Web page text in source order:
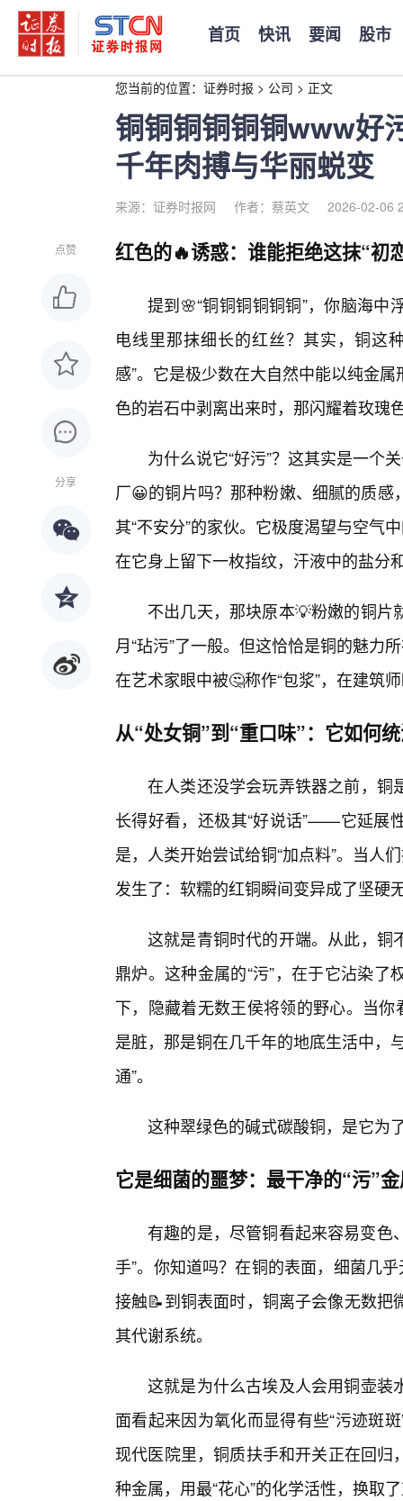
首页 快讯 要闻 股市
您当前的位置： 证券时报 > 公司 > 正文
铜铜铜铜铜铜www好
千年肉搏与华丽蜕变
来源：证券时报网 作者：蔡英文 2026-02-06
点赞
分享
红色的🔥诱惑：谁能拒绝这抹“初
提到🌸“铜铜铜铜铜铜”，你脑海
电线里那抹细长的红丝？其实，铜这
感”。它是极少数在大自然中能以纯金
色的岩石中剥离出来时，那闪耀着玫瑰
为什么说它“好污”？这其实是一个
厂😀的铜片吗？那种粉嫩、细腻的质
其“不安分”的家伙。它极度渴望与空气
在它身上留下一枚指纹，汗液中的盐分
不出几天，那块原本💡粉嫩的铜
月“玷污”了一般。但这恰恰是铜的魅
在艺术家眼中被🤔称作“包浆”，在建筑
从“处女铜”到“重口味”：它如何
在人类还没学会玩弄铁器之前，铜
长得好看，还极其“好说话”——它延展
是，人类开始尝试给铜“加点料”。当人
发生了：软糯的红铜瞬间变异成了坚硬
这就是青铜时代的开端。从此，铜
鼎炉。这种金属的“污”，在于它沾染
下，隐藏着无数王侯将领的野心。当
是脏，那是铜在几千年的地底生活中，
通”。
这种翠绿色的碱式碳酸铜，是它为
它是细菌的噩梦：最干净的“污”
有趣的是，尽管铜看起来容易变色
手”。你知道吗？在铜的表面，细菌几
接触📝到铜表面时，铜离子会像无数
其代谢系统。
这就是为什么古埃及人会用铜壶装
面看起来因为氧化而显得有些“污迹斑
现代医院里，铜质扶手和开关正在回
种金属，用最“花心”的化学活性，换取